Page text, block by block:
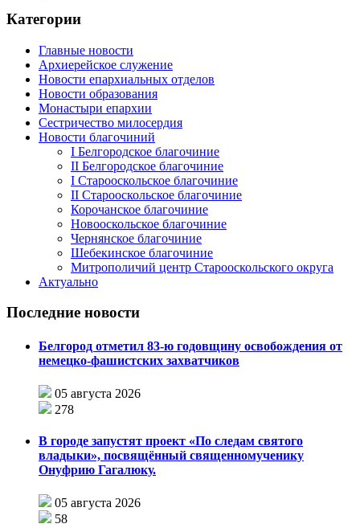
Категории
Главные новости
Архиерейское служение
Новости епархиальных отделов
Новости образования
Монастыри епархии
Сестричество милосердия
Новости благочиний
I Белгородское благочиние
II Белгородское благочиние
I Старооскольское благочиние
II Старооскольское благочиние
Корочанское благочиние
Новооскольское благочиние
Чернянское благочиние
Шебекинское благочиние
Митрополичий центр Старооскольского округа
Актуально
Последние новости
Белгород отметил 83-ю годовщину освобождения от
немецко-фашистских захватчиков
05 августа 2026
278
В городе запустят проект «По следам святого
владыки», посвящённый священномученику
Онуфрию Гагалюку.
05 августа 2026
58